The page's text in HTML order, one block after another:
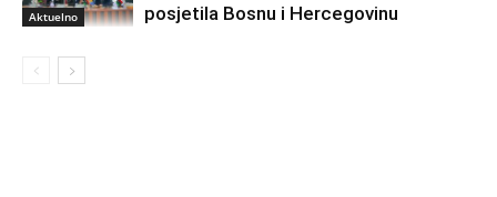
Aktuelno
posjetila Bosnu i Hercegovinu